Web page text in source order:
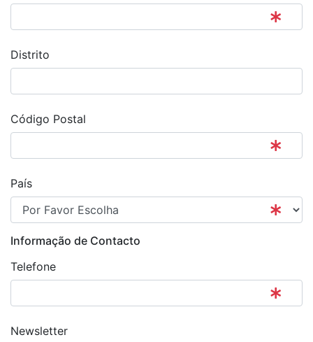
Distrito
Código Postal
País
Informação de Contacto
Telefone
Newsletter